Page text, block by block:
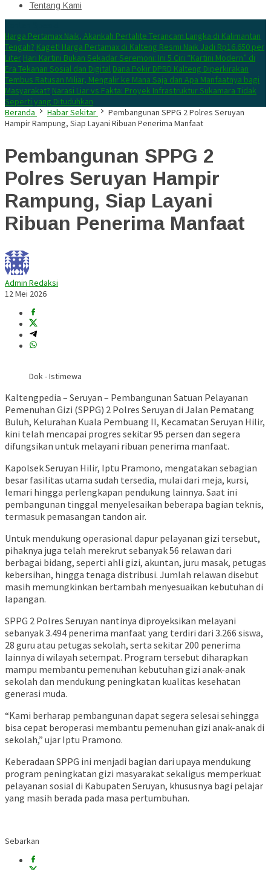
Tentang Kami
Harga Pertamax Naik, Akankah Pertalite Terancam Langka di Kalimantan
Tengah? Kaget! Harga Pertamax di Kalteng Resmi Naik Jadi Rp16.650 per
Liter Hari Kartini Bukan Sekadar Seremoni: Ini 5 Ciri “Kartini Modern” di
Era Tekanan Sosial dan Digital Dana Pokir DPRD Kalteng Diperkirakan
Tembus Ratusan Miliar, Mengalir ke Mana Saja dan Apa Manfaatnya bagi
Masyarakat? Narasi Liar vs Fakta: Proyek Infrastruktur Sukamara Tidak
Seperti yang Dituduhkan
Beranda
Habar Sekitar
Pembangunan SPPG 2 Polres Seruyan
Hampir Rampung, Siap Layani Ribuan Penerima Manfaat
Pembangunan SPPG 2
Polres Seruyan Hampir
Rampung, Siap Layani
Ribuan Penerima Manfaat
Admin Redaksi
12 Mei 2026
Dok - Istimewa
Kaltengpedia – Seruyan – Pembangunan Satuan Pelayanan
Pemenuhan Gizi (SPPG) 2 Polres Seruyan di Jalan Pematang
Buluh, Kelurahan Kuala Pembuang II, Kecamatan Seruyan Hilir,
kini telah mencapai progres sekitar 95 persen dan segera
difungsikan untuk melayani ribuan penerima manfaat.
Kapolsek Seruyan Hilir, Iptu Pramono, mengatakan sebagian
besar fasilitas utama sudah tersedia, mulai dari meja, kursi,
lemari hingga perlengkapan pendukung lainnya. Saat ini
pembangunan tinggal menyelesaikan beberapa bagian teknis,
termasuk pemasangan tandon air.
Untuk mendukung operasional dapur pelayanan gizi tersebut,
pihaknya juga telah merekrut sebanyak 56 relawan dari
berbagai bidang, seperti ahli gizi, akuntan, juru masak, petugas
kebersihan, hingga tenaga distribusi. Jumlah relawan disebut
masih memungkinkan bertambah menyesuaikan kebutuhan di
lapangan.
SPPG 2 Polres Seruyan nantinya diproyeksikan melayani
sebanyak 3.494 penerima manfaat yang terdiri dari 3.266 siswa,
28 guru atau petugas sekolah, serta sekitar 200 penerima
lainnya di wilayah setempat. Program tersebut diharapkan
mampu membantu pemenuhan kebutuhan gizi anak-anak
sekolah dan mendukung peningkatan kualitas kesehatan
generasi muda.
“Kami berharap pembangunan dapat segera selesai sehingga
bisa cepat beroperasi membantu pemenuhan gizi anak-anak di
sekolah,” ujar Iptu Pramono.
Keberadaan SPPG ini menjadi bagian dari upaya mendukung
program peningkatan gizi masyarakat sekaligus memperkuat
pelayanan sosial di Kabupaten Seruyan, khususnya bagi pelajar
yang masih berada pada masa pertumbuhan.
Sebarkan